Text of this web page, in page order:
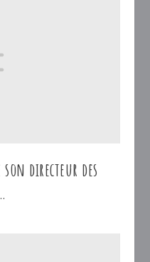
son directeur des